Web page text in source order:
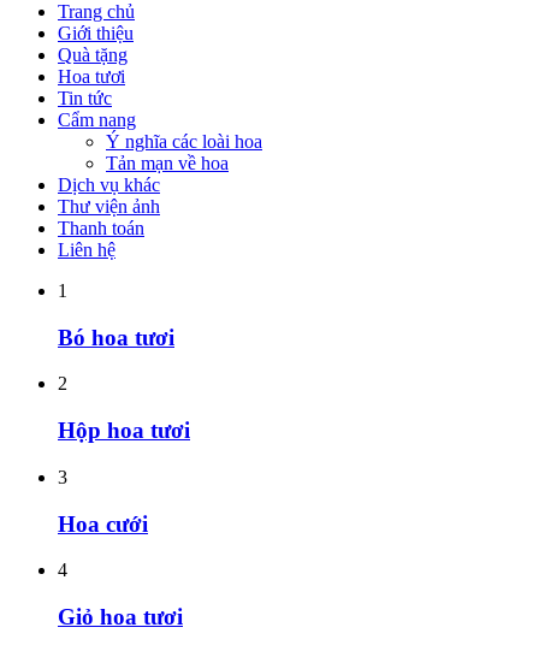
Trang chủ
Giới thiệu
Quà tặng
Hoa tươi
Tin tức
Cẩm nang
Ý nghĩa các loài hoa
Tản mạn về hoa
Dịch vụ khác
Thư viện ảnh
Thanh toán
Liên hệ
1
Bó hoa tươi
2
Hộp hoa tươi
3
Hoa cưới
4
Giỏ hoa tươi